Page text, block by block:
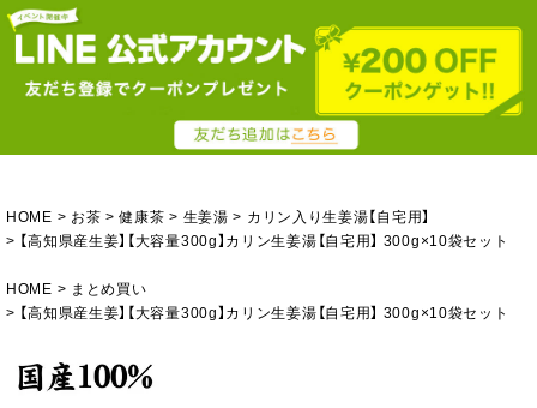
HOME お茶 健康茶 生姜湯
カリン入り生姜湯【自宅用】
【高知県産生姜】【大容量300g】カリン生姜湯【自宅用】 300g×10袋セット
HOME
まとめ買い
【高知県産生姜】【大容量300g】カリン生姜湯【自宅用】 300g×10袋セット